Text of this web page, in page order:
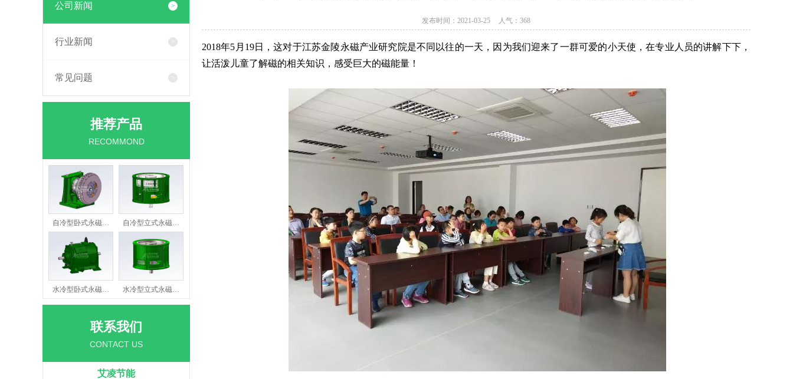
公司新闻
行业新闻
常见问题
推荐产品
RECOMMOND
自冷型卧式永磁… 自冷型立式永磁…
水冷型卧式永磁… 水冷型立式永磁…
联系我们
CONTACT US
艾凌节能
发布时间：2021-03-25 人气： 368
2018年5月19日，这对于江苏金陵永磁产业研究院是不同以往的一天，因为我们迎来了一群可爱的小天使，在专业人员的讲解下下，
让活泼儿童了解磁的相关知识，感受巨大的磁能量！